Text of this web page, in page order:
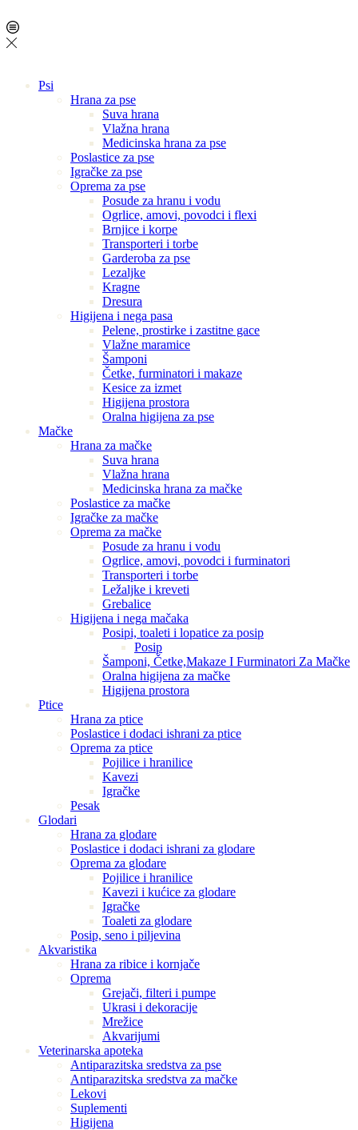
Psi
Hrana za pse
Suva hrana
Vlažna hrana
Medicinska hrana za pse
Poslastice za pse
Igračke za pse
Oprema za pse
Posude za hranu i vodu
Ogrlice, amovi, povodci i flexi
Brnjice i korpe
Transporteri i torbe
Garderoba za pse
Lezaljke
Kragne
Dresura
Higijena i nega pasa
Pelene, prostirke i zastitne gace
Vlažne maramice
Šamponi
Četke, furminatori i makaze
Kesice za izmet
Higijena prostora
Oralna higijena za pse
Mačke
Hrana za mačke
Suva hrana
Vlažna hrana
Medicinska hrana za mačke
Poslastice za mačke
Igračke za mačke
Oprema za mačke
Posude za hranu i vodu
Ogrlice, amovi, povodci i furminatori
Transporteri i torbe
Ležaljke i kreveti
Grebalice
Higijena i nega mačaka
Posipi, toaleti i lopatice za posip
Posip
Šamponi, Četke,Makaze I Furminatori Za Mačke
Oralna higijena za mačke
Higijena prostora
Ptice
Hrana za ptice
Poslastice i dodaci ishrani za ptice
Oprema za ptice
Pojilice i hranilice
Kavezi
Igračke
Pesak
Glodari
Hrana za glodare
Poslastice i dodaci ishrani za glodare
Oprema za glodare
Pojilice i hranilice
Kavezi i kućice za glodare
Igračke
Toaleti za glodare
Posip, seno i piljevina
Akvaristika
Hrana za ribice i kornjače
Oprema
Grejači, filteri i pumpe
Ukrasi i dekoracije
Mrežice
Akvarijumi
Veterinarska apoteka
Antiparazitska sredstva za pse
Antiparazitska sredstva za mačke
Lekovi
Suplementi
Higijena